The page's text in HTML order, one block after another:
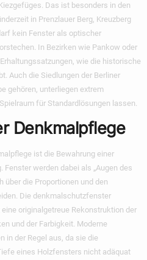
Das ist besonders in den
in Prenzlauer Berg, Kreuzberg
kein Fenster als optischer
In Bezirken wie Pankow oder
wie die historische
Auch die Siedlungen der Berliner
gehören, unterliegen extrem
für Standardlösungen lassen.
Denkmalpflege
ist die Bewahrung einer
werden dabei als „Augen des
über die Proportionen und den
Die denkmalschutzfenster
originalgetreue Rekonstruktion der
und der Farbigkeit. Moderne
in der Regel aus, da sie die
eines Holzfensters nicht adäquat